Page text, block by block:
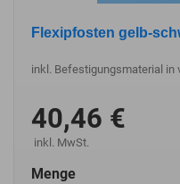
Flexipfosten gelb-
inkl. Befestigungsmaterial in
40,46 €
inkl. MwSt.
Menge